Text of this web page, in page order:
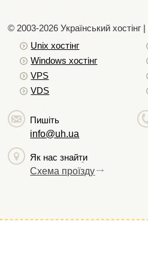
© 2003-2026 Український хостiнг |
Unix хостiнг
Windows хостiнг
VPS
VDS
Пишіть
info@uh.ua
Як нас знайти
Схема проїзду